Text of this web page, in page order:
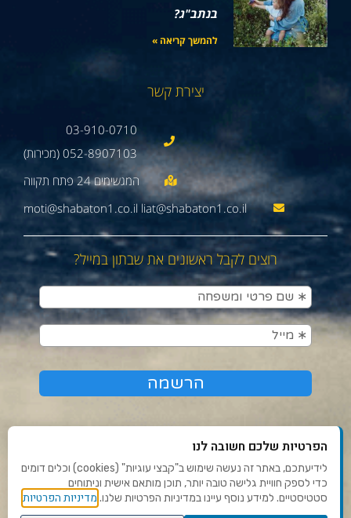
בנתב"ג?
להמשך קריאה »
יצירת קשר
03-910-0710
052-8907103 (מכירות)
moti@shabaton1.co.il liat@shabaton1.co.il
רוצים לקבל ראשונים את שבתון במייל?
תנאי שימוש ומדיניות פרטיות
הפרטיות שלכם חשובה לנו
לידיעתכם, באתר זה נעשה שימוש ב"קבצי עוגיות" (cookies) וכלים דומים
כדי לספק חוויית גלישה טובה יותר, תוכן מותאם אישית וניתוחים
סטטיסטיים. למידע נוסף עיינו במדיניות הפרטיות שלנו. מדיניות הפרטיות